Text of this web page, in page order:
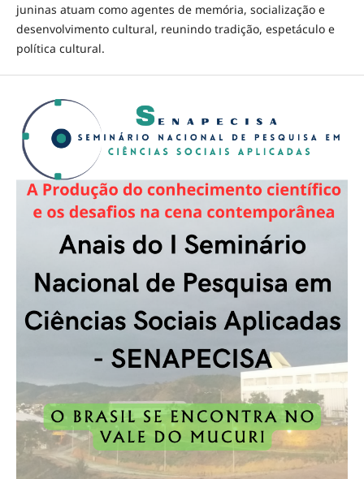
juninas atuam como agentes de memória, socialização e
desenvolvimento cultural, reunindo tradição, espetáculo e
política cultural.